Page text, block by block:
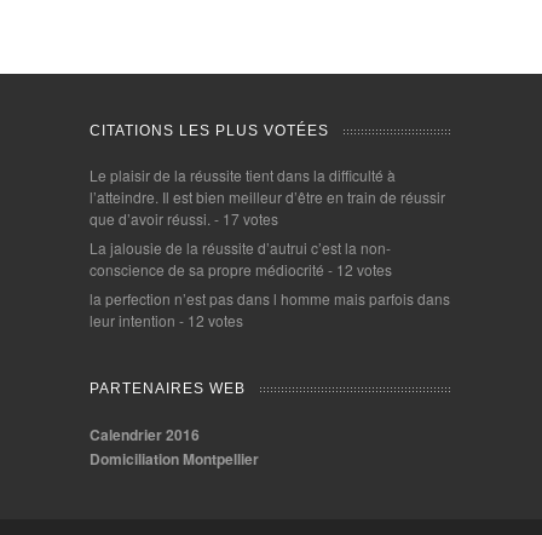
CITATIONS LES PLUS VOTÉES
Le plaisir de la réussite tient dans la difficulté à
l’atteindre. Il est bien meilleur d’être en train de réussir
que d’avoir réussi. - 17 votes
La jalousie de la réussite d’autrui c’est la non-
conscience de sa propre médiocrité - 12 votes
la perfection n’est pas dans l homme mais parfois dans
leur intention - 12 votes
PARTENAIRES WEB
Calendrier 2016
Domiciliation Montpellier